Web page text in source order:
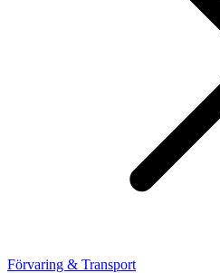
Förvaring & Transport